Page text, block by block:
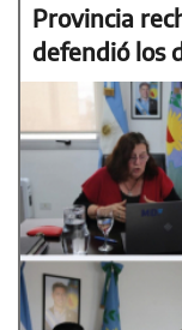
Provincia
defendió los